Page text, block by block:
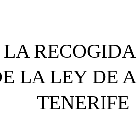
LA LEY DE
TENERIFE